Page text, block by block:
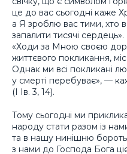
це до вас сьогодні каже
а Я зроблю вас тими, хто
запалити тисячі
«Ходи за Мною своєю
життєвого покликання,
Однак ми всі покликані
у смерті перебуває», —
(І Ів. 3, 14).
Тому сьогодні ми
народу стати разом із
та в нашу нинішню
з нами до Господа Бога